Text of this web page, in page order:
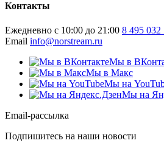
Контакты
Ежедневно с 10:00 до 21:00 8 495 032
Email info@norstream.ru
Мы в
Мы в Макс
Мы на
Мы на
Email-рассылка
Подпишитесь на наши новости